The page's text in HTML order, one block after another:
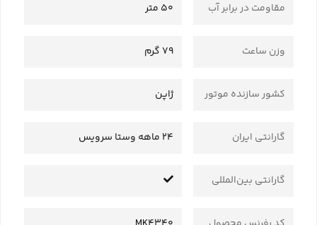
مقاومت در برابر آب 50 متر
وزن ساعت 79 گرم
کشور سازنده موتور ژاپن
گارانتی ایران 24 ماهه وستا سرویس
گارانتی بین‌المللی